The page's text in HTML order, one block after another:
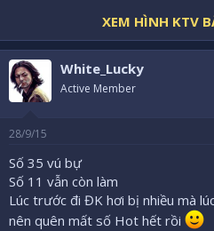
XEM HÌNH KTV
White_Lucky
Active Member
28/9/15
Số 35 vú bự
Số 11 vẫn còn làm
Lúc trước đi ĐK hơi bị nhiều mà
nên quên mất số Hot hết rồi